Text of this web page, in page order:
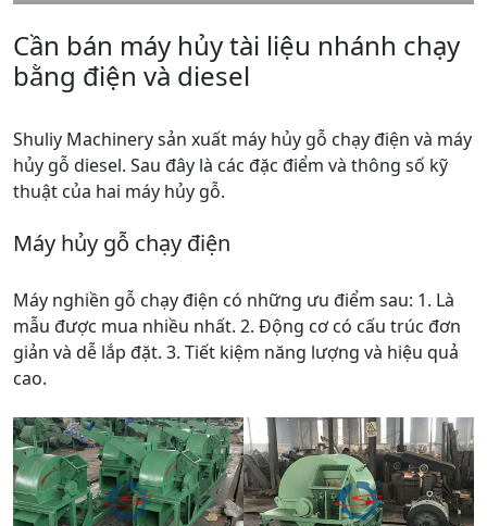
Cần bán máy hủy tài liệu nhánh chạy
bằng điện và diesel
Shuliy Machinery sản xuất máy hủy gỗ chạy điện và máy
hủy gỗ diesel. Sau đây là các đặc điểm và thông số kỹ
thuật của hai máy hủy gỗ.
Máy hủy gỗ chạy điện
Máy nghiền gỗ chạy điện có những ưu điểm sau: 1. Là
mẫu được mua nhiều nhất. 2. Động cơ có cấu trúc đơn
giản và dễ lắp đặt. 3. Tiết kiệm năng lượng và hiệu quả
cao.